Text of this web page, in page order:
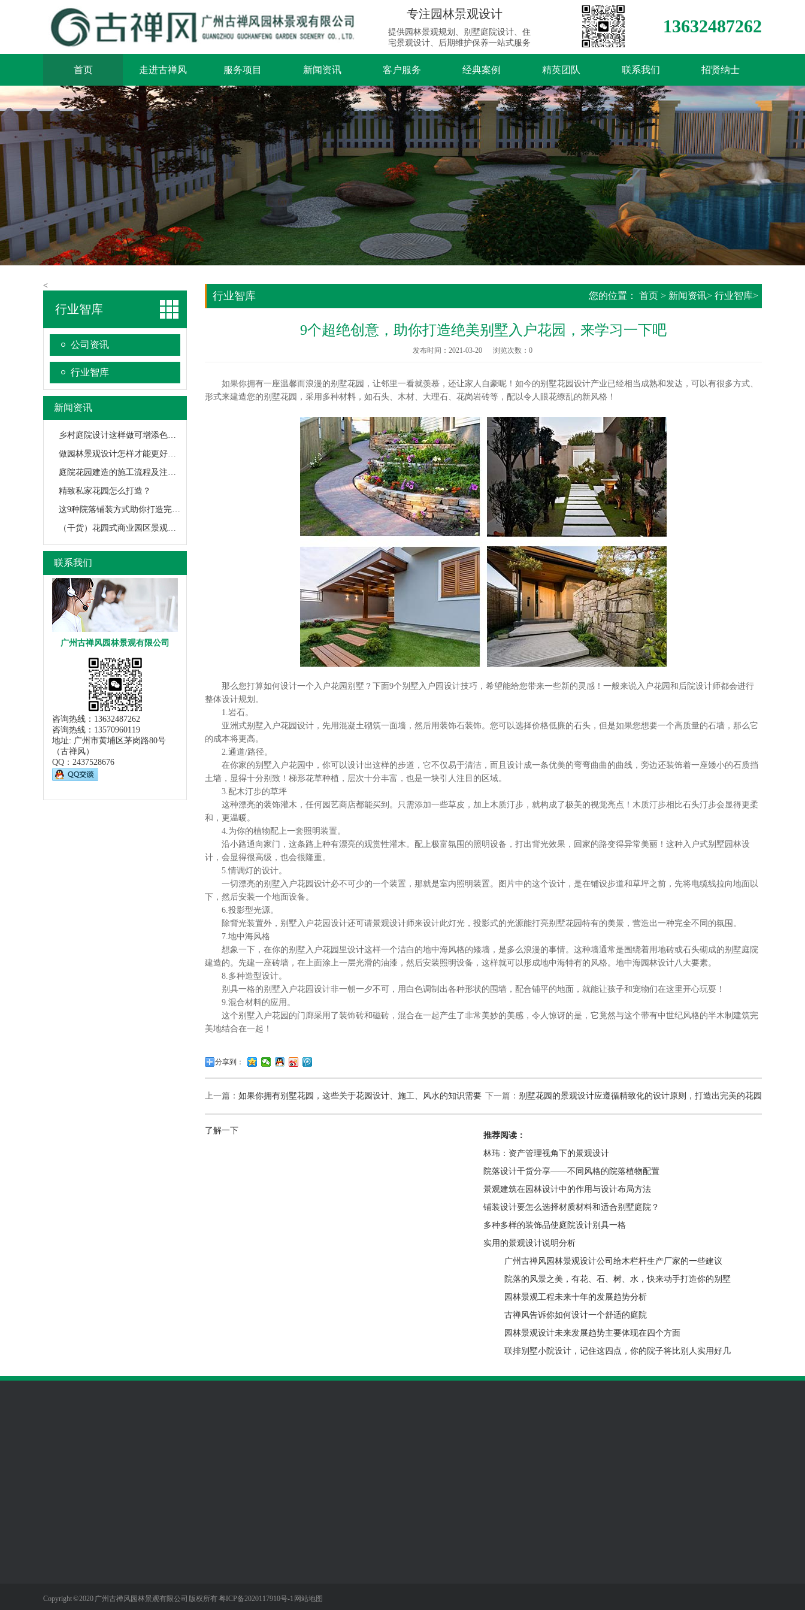
专注园林景观设计
提供园林景观规划、别墅庭院设计、住
宅景观设计、后期维护保养一站式服务
13632487262
首页 走进古禅风 服务项目 新闻资讯 客户服务 经典案例 精英团队 联系我们 招贤纳士
<
行业智库
公司资讯
行业智库
新闻资讯
乡村庭院设计这样做可增添色彩！
做园林景观设计怎样才能更好的利用自然生态系统？
庭院花园建造的施工流程及注意事项，想打造庭院的朋友不妨来看一下
精致私家花园怎么打造？
这9种院落铺装方式助你打造完美庭院！快来学哦！
（干货）花园式商业园区景观怎么打造？
联系我们
广州古禅风园林景观有限公司
咨询热线：13632487262
咨询热线：13570960119
地址: 广州市黄埔区茅岗路80号
（古禅风）
QQ： 2437528676
行业智库 您的位置： 首页 > 新闻资讯> 行业智库>
9个超绝创意，助你打造绝美别墅入户花园，来学习一下吧
发布时间：2021-03-20 浏览次数： 0
如果你拥有一座温馨而浪漫的别墅花园，让邻里一看就羡慕，还让家人自豪呢！如今的别墅花园设计产业已经相当成熟和发达，可以有很多方式、
形式来建造您的别墅花园，采用多种材料，如石头、木材、大理石、花岗岩砖等，配以令人眼花缭乱的新风格！
那么您打算如何设计一个入户花园别墅？下面9个别墅入户园设计技巧，希望能给您带来一些新的灵感！一般来说入户花园和后院设计师都会进行
整体设计规划。
1.岩石。
亚洲式别墅入户花园设计，先用混凝土砌筑一面墙，然后用装饰石装饰。您可以选择价格低廉的石头，但是如果您想要一个高质量的石墙，那么它
的成本将更高。
2.通道/路径。
在你家的别墅入户花园中，你可以设计出这样的步道，它不仅易于清洁，而且设计成一条优美的弯弯曲曲的曲线，旁边还装饰着一座矮小的石质挡
土墙，显得十分别致！梯形花草种植，层次十分丰富，也是一块引人注目的区域。
3.配木汀步的草坪
这种漂亮的装饰灌木，任何园艺商店都能买到。只需添加一些草皮，加上木质汀步，就构成了极美的视觉亮点！木质汀步相比石头汀步会显得更柔
和，更温暖。
4.为你的植物配上一套照明装置。
沿小路通向家门，这条路上种有漂亮的观赏性灌木。配上极富氛围的照明设备，打出背光效果，回家的路变得异常美丽！这种入户式别墅园林设
计，会显得很高级，也会很隆重。
5.情调灯的设计。
一切漂亮的别墅入户花园设计必不可少的一个装置，那就是室内照明装置。图片中的这个设计，是在铺设步道和草坪之前，先将电缆线拉向地面以
下，然后安装一个地面设备。
6.投影型光源。
除背光装置外，别墅入户花园设计还可请景观设计师来设计此灯光，投影式的光源能打亮别墅花园特有的美景，营造出一种完全不同的氛围。
7.地中海风格
想象一下，在你的别墅入户花园里设计这样一个洁白的地中海风格的矮墙，是多么浪漫的事情。这种墙通常是围绕着用地砖或石头砌成的别墅庭院
建造的。先建一座砖墙，在上面涂上一层光滑的油漆，然后安装照明设备，这样就可以形成地中海特有的风格。地中海园林设计八大要素。
8.多种造型设计。
别具一格的别墅入户花园设计非一朝一夕不可，用白色调制出各种形状的围墙，配合铺平的地面，就能让孩子和宠物们在这里开心玩耍！
9.混合材料的应用。
这个别墅入户花园的门廊采用了装饰砖和磁砖，混合在一起产生了非常美妙的美感，令人惊讶的是，它竟然与这个带有中世纪风格的半木制建筑完
美地结合在一起！
分享到：
上一篇： 如果你拥有别墅花园，这些关于花园设计、施工、风水的知识需要
了解一下
下一篇： 别墅花园的景观设计应遵循精致化的设计原则，打造出完美的花园
推荐阅读：
林玮：资产管理视角下的景观设计
院落设计干货分享——不同风格的院落植物配置
景观建筑在园林设计中的作用与设计布局方法
铺装设计要怎么选择材质材料和适合别墅庭院？
多种多样的装饰品使庭院设计别具一格
实用的景观设计说明分析
广州古禅风园林景观设计公司给木栏杆生产厂家的一些建议
院落的风景之美，有花、石、树、水，快来动手打造你的别墅
庭院吧
园林景观工程未来十年的发展趋势分析
古禅风告诉你如何设计一个舒适的庭院
园林景观设计未来发展趋势主要体现在四个方面
联排别墅小院设计，记住这四点，你的院子将比别人实用好几
屋顶花园
Copyright © 2020 广州古禅风园林景观有限公司 版权所有粤ICP备2020117910号-1 网站地图